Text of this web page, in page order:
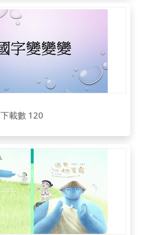
下載數 120